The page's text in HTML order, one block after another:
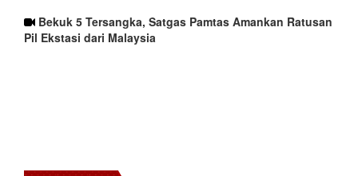
Bekuk 5 Tersangka, Satgas Pamtas Amankan Ratusan
Pil Ekstasi dari Malaysia